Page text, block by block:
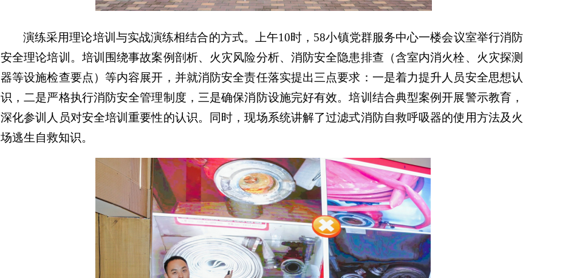
演练采用理论培训与实战演练相结合的方式。上午10时，58小镇党群服务中心一楼会议室举行消防
安全理论培训。培训围绕事故案例剖析、火灾风险分析、消防安全隐患排查（含室内消火栓、火灾探测
器等设施检查要点）等内容展开，并就消防安全责任落实提出三点要求：一是着力提升人员安全思想认
识，二是严格执行消防安全管理制度，三是确保消防设施完好有效。培训结合典型案例开展警示教育，
深化参训人员对安全培训重要性的认识。同时，现场系统讲解了过滤式消防自救呼吸器的使用方法及火
场逃生自救知识。